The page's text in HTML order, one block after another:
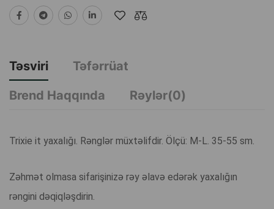
Təsviri
Təfərrüat
Brend Haqqında
Rəylər(0)
Trixie it yaxalığı. Rənglər müxtəlifdir. Ölçü: M-L. 35-55 sm.
Zəhmət olmasa sifarişinizə rəy əlavə edərək yaxalığın
rəngini dəqiqləşdirin.